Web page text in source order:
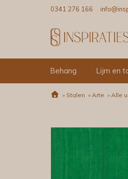
0341 276 166
Behang Lijm en
» Stalen » Arte » Alle